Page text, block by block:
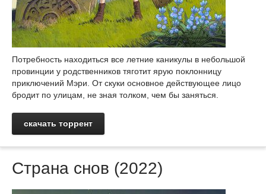
Потребность находиться все летние каникулы в небольшой
провинции у родственников тяготит ярую поклонницу
приключений Мэри. От скуки основное действующее лицо
бродит по улицам, не зная толком, чем бы заняться.
скачать торрент
Страна снов (2022)